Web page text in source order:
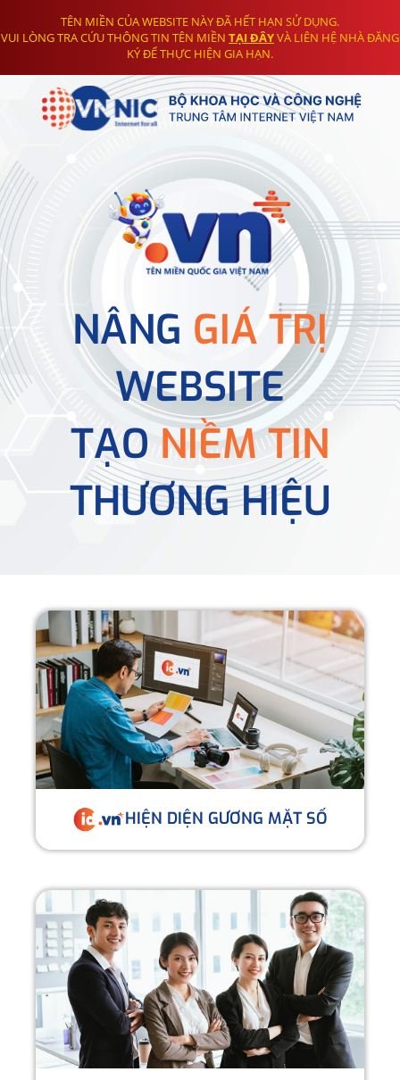
TÊN MIỀN CỦA WEBSITE NÀY ĐÃ HẾT HẠN SỬ DỤNG.
VUI LÒNG TRA CỨU THÔNG TIN TÊN MIỀN TẠI ĐÂYVÀ LIÊN HỆ NHÀ ĐĂNG
KÝ ĐỂ THỰC HIỆN GIA HẠN.
NÂNG GIÁ TRỊ
WEBSITE
TẠONIỀM TIN
THƯƠNG HIỆU
HIỆN DIỆN GƯƠNG MẶT SỐ